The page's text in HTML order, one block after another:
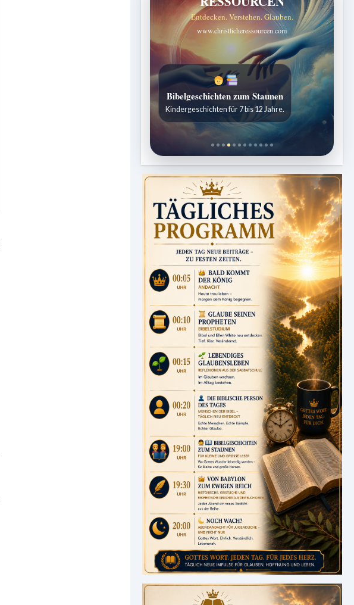
Entdecken. Verstehen. Glauben.
www.christlicheressourcen.com
Sabbatschule mit Pastor Mark Finley
Wöchentliche Lektionen verständlich erklärt.